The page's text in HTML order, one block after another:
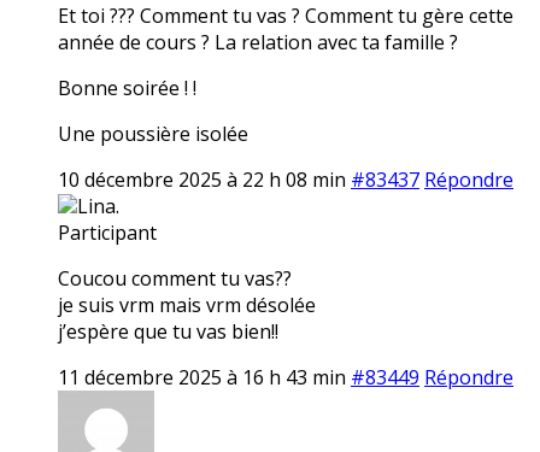
Et toi ??? Comment tu vas ? Comment tu gère cette
année de cours ? La relation avec ta famille ?
Bonne soirée ! !
Une poussière isolée
10 décembre 2025 à 22 h 08 min #83437 Répondre
Lina.
Participant
Coucou comment tu vas??
je suis vrm mais vrm désolée
j’espère que tu vas bien!!
11 décembre 2025 à 16 h 43 min #83449 Répondre